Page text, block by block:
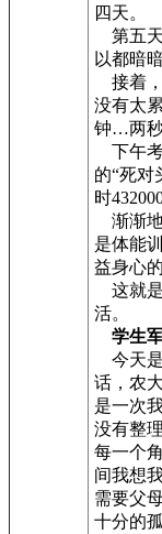
四天。
第五天
以都暗
接着，
没有太
钟…两
下午考
的“死对
时
渐渐地
是体能
益身心
这就
活。
学生
今天是
话，农
是一次
没有整
每一个
间我想
需要父
十分的